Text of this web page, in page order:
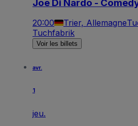
Joe Di Nardo -
20:00 Trier, Allemagne
Tuchfabrik
Voir les billets
avr.
1
jeu.